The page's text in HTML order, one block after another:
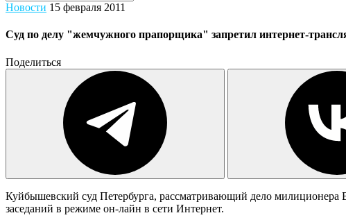
Новости 15 февраля 2011
Суд по делу "жемчужного прапорщика" запретил интернет-
Поделиться
Куйбышевский суд Петербурга, рассматривающий дело
заседаний в режиме он-лайн в сети Интернет.